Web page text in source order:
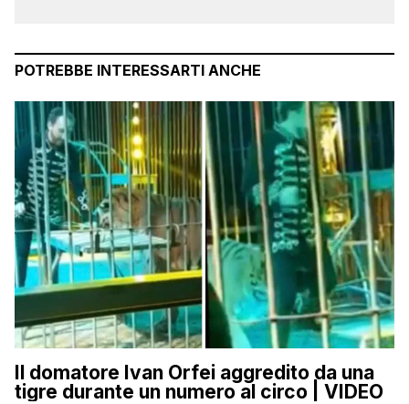
POTREBBE INTERESSARTI ANCHE
Il domatore Ivan Orfei aggredito da una
tigre durante un numero al circo | VIDEO